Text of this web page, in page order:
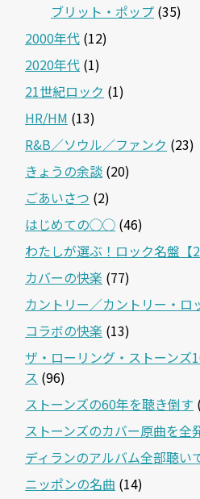
ブリット・ポップ (35)
2000年代 (12)
2020年代 (1)
21世紀ロック (1)
HR/HM (13)
R&B／ソウル／ファンク (23)
きょうの余談 (20)
ごあいさつ (2)
はじめての◯◯ (46)
わたしが選ぶ！ロック名盤【
カバーの快楽 (77)
カントリー／カントリー・ロ
コラボの快楽 (13)
ザ・ローリング・ストーンズ
ス (96)
ストーンズの60年を聴き倒す
ストーンズのカバー原曲を全
ディランのアルバム全部聴い
ニッポンの名曲 (14)